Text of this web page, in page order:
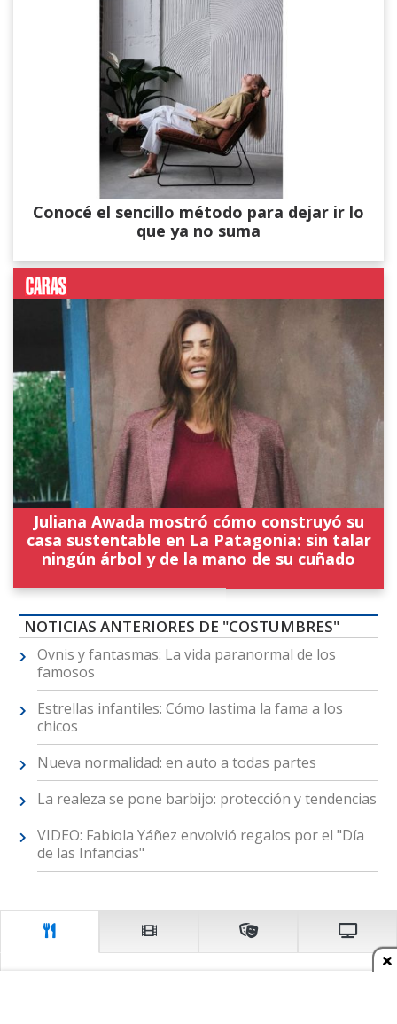
Conocé el sencillo método para dejar ir lo
que ya no suma
Juliana Awada mostró cómo construyó su
casa sustentable en La Patagonia: sin talar
ningún árbol y de la mano de su cuñado
NOTICIAS ANTERIORES DE "COSTUMBRES"
Ovnis y fantasmas: La vida paranormal de los
famosos
Estrellas infantiles: Cómo lastima la fama a los
chicos
Nueva normalidad: en auto a todas partes
La realeza se pone barbijo: protección y tendencias
VIDEO: Fabiola Yáñez envolvió regalos por el "Día
de las Infancias"